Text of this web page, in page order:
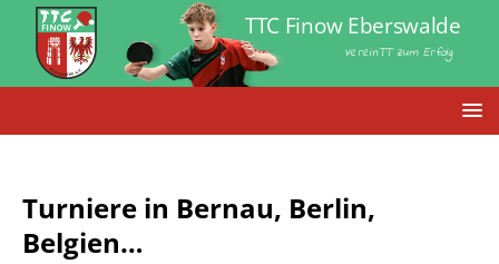
VereinTT zum Erfolg
TTC Finow Eberswalde
Turniere in Bernau, Berlin,
Belgien…